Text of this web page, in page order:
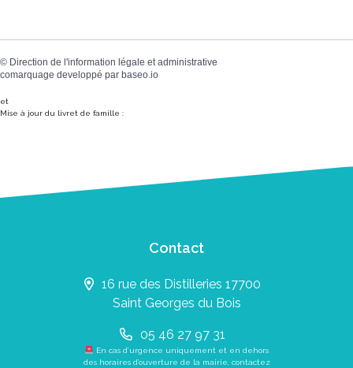
© Direction de l'information légale et administrative
comarquage developpé par baseo.io
et
Mise à jour du livret de famille :
Contact
16 rue des Distilleries 17700
Saint Georges du Bois
05 46 27 97 31
En cas d’urgence uniquement et en dehors
des horaires d’ouverture de la mairie, contactez